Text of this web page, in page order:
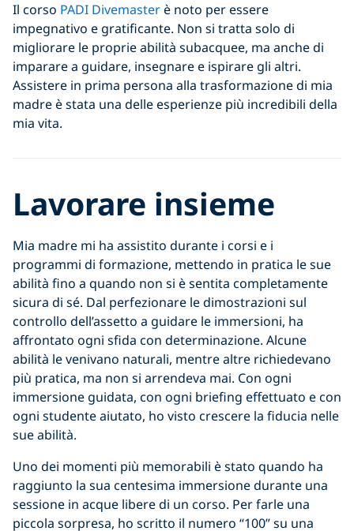
Il corso PADI Divemasterè noto per essere
impegnativo e gratificante. Non si tratta solo di
migliorare le proprie abilità subacquee, ma anche di
imparare a guidare, insegnare e ispirare gli altri.
Assistere in prima persona alla trasformazione di mia
madre è stata una delle esperienze più incredibili della
mia vita.
Lavorare insieme
Mia madre mi ha assistito durante i corsi e i
programmi di formazione, mettendo in pratica le sue
abilità fino a quando non si è sentita completamente
sicura di sé. Dal perfezionare le dimostrazioni sul
controllo dell’assetto a guidare le immersioni, ha
affrontato ogni sfida con determinazione. Alcune
abilità le venivano naturali, mentre altre richiedevano
più pratica, ma non si arrendeva mai. Con ogni
immersione guidata, con ogni briefing effettuato e con
ogni studente aiutato, ho visto crescere la fiducia nelle
sue abilità.
Uno dei momenti più memorabili è stato quando ha
raggiunto la sua centesima immersione durante una
sessione in acque libere di un corso. Per farle una
piccola sorpresa, ho scritto il numero “100” su una